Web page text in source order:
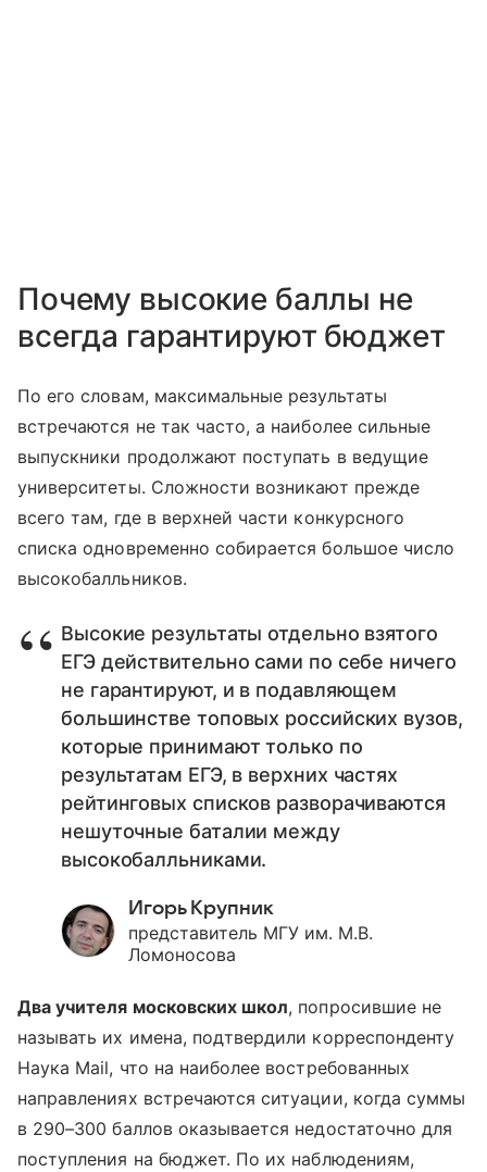
Почему высокие баллы не
всегда гарантируют бюджет
По его словам, максимальные результаты
встречаются не так часто, а наиболее сильные
выпускники продолжают поступать в ведущие
университеты. Сложности возникают прежде
всего там, где в верхней части конкурсного
списка одновременно собирается большое число
высокобалльников.
Высокие результаты отдельно взятого
ЕГЭ действительно сами по себе ничего
не гарантируют, и в подавляющем
большинстве топовых российских вузов,
которые принимают только по
результатам ЕГЭ, в верхних частях
рейтинговых списков разворачиваются
нешуточные баталии между
высокобалльниками.
Игорь Крупник
представитель МГУ им. М.В.
Ломоносова
Два учителя московских школ, попросившие не
называть их имена, подтвердили корреспонденту
Наука Mail, что на наиболее востребованных
направлениях встречаются ситуации, когда суммы
в 290–300 баллов оказывается недостаточно для
поступления на бюджет. По их наблюдениям,